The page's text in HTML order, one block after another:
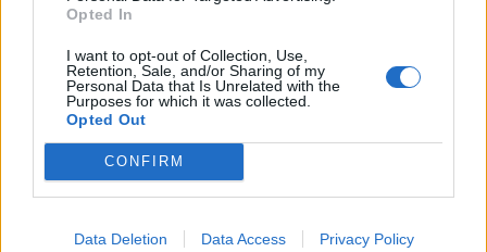
Opted In
I want to opt-out of Collection, Use,
Retention, Sale, and/or Sharing of my
Personal Data that Is Unrelated with the
Purposes for which it was collected.
Opted Out
CONFIRM
Data Deletion Data Access Privacy Policy
beszámoló...
KEDVES OLVASÓNK!
A keresett cikk a portfolio.hu hírarchívumához
tartozik, melynek olvasása előfizetéses
regisztrációhoz kötött.
Portfolio.hu teljes cikkarchívum